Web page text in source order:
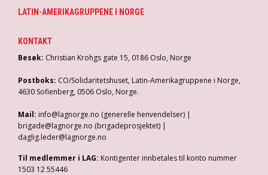
LATIN-AMERIKAGRUPPENE I NORGE
KONTAKT
Besøk: Christian Krohgs gate 15, 0186 Oslo, Norge
Postboks: CO/Solidaritetshuset, Latin-Amerikagruppene i Norge,
4630 Sofienberg, 0506 Oslo, Norge.
Mail: info@lagnorge.no (generelle henvendelser) |
brigade@lagnorge.no (brigadeprosjektet) |
daglig.leder@lagnorge.no
Til medlemmer i LAG: Kontigenter innbetales til konto nummer
1503 12 55446